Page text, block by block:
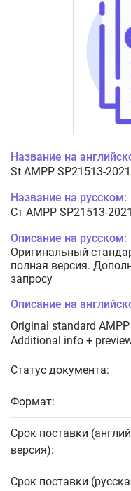
Название на
St AMPP SP21513-2021
Название на русском:
Ст AMPP SP21513-2021
Описание на русском:
Оригинальный
полная версия.
запросу
Описание на
Original standard
Additional info +
Статус документа:
Формат:
Срок поставки
версия):
Срок поставки